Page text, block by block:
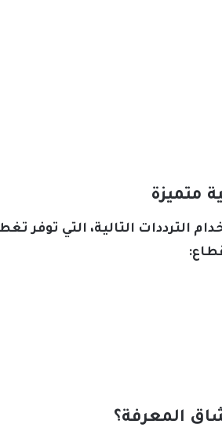
متميزة
الترددات التالية، التي توفر
المعرفة؟